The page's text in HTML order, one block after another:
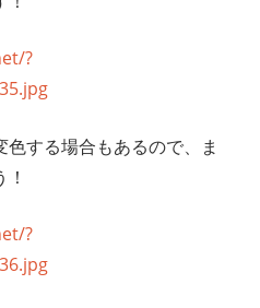
する場合もあるので、ま